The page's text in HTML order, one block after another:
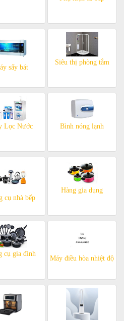
sấy bát
Siêu thị phòng tắm
Lọc Nước Bình nóng lạnh
cụ nhà bếp
Hàng gia dụng
cụ gia đình
Máy điều hòa nhiệt độ